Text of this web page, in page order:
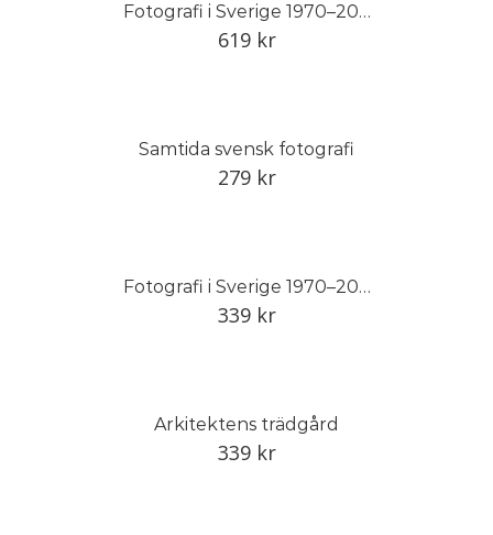
Fotografi i Sverige 1970–2014, del I
619 kr
Samtida svensk fotografi
279 kr
Fotografi i Sverige 1970–2000
339 kr
Arkitektens trädgård
339 kr